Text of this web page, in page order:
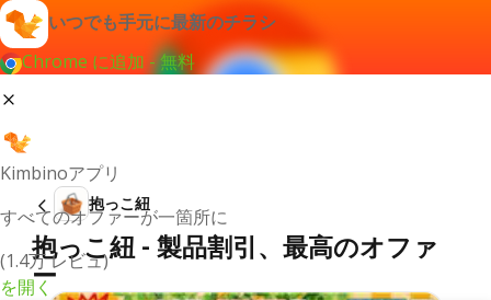
いつでも手元に最新のチラシ
Chrome に追加 - 無料
Kimbinoアプリ
すべてのオファーが一箇所に
(1.4万 レビュ)
を開く
抱っこ紐
抱っこ紐 - 製品割引、最高のオファ
ー